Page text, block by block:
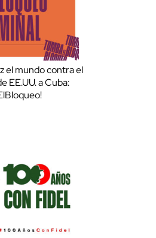
el mundo contra el
EE.UU. a Cuba: